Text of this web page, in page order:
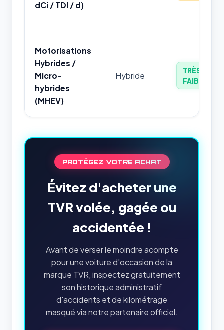
dCi / TDI / d)
Motorisations
Hybrides /
Micro-
hybrides
(MHEV)
Hybride
TRÈS
FAIBLE
PROTÉGEZ VOTRE ACHAT
Évitez d'acheter une
TVR volée, gagée ou
accidentée !
Avant de verser le moindre acompte
pour une voiture d'occasion de la
marque TVR, inspectez gratuitement
son historique administratif
d'accidents et de kilométrage
masqué via notre partenaire officiel.